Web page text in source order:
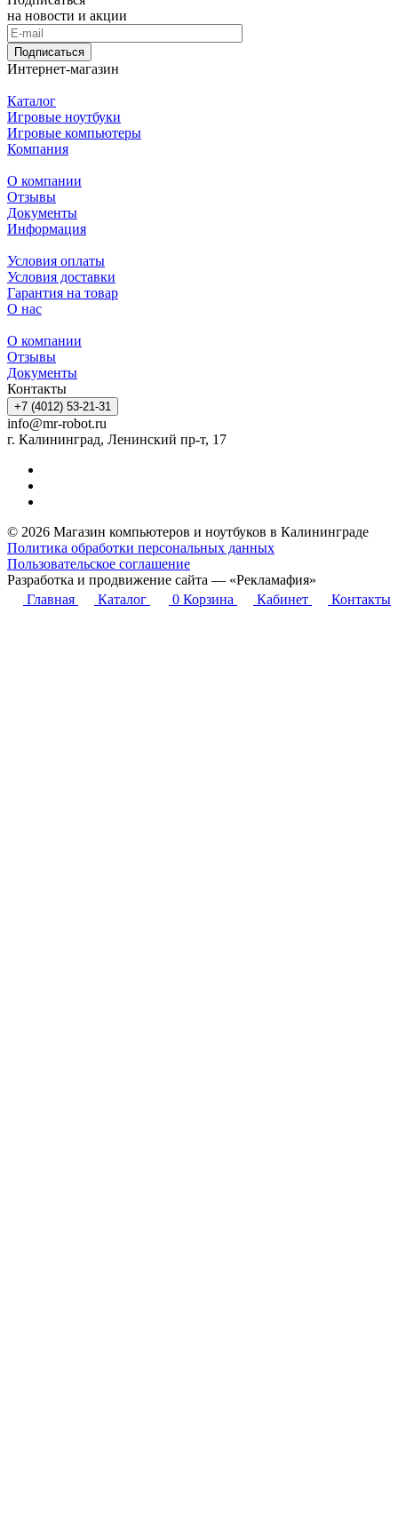
Подписаться
Интернет-магазин
Каталог
Игровые компьютеры
Компания
О компании
Документы
Информация
Условия оплаты
Гарантия на товар
О нас
О компании
Документы
Контакты
+7 (4012) 53-21-31
info@mr-robot.ru
г. Калининград, Ленинский пр-т, 17
© 2026 Магазин компьютеров и ноутбуков в Калининграде
Пользовательское соглашение
Разработка и продвижение сайта — «Рекламафия»
Главная
Каталог 0 Корзина